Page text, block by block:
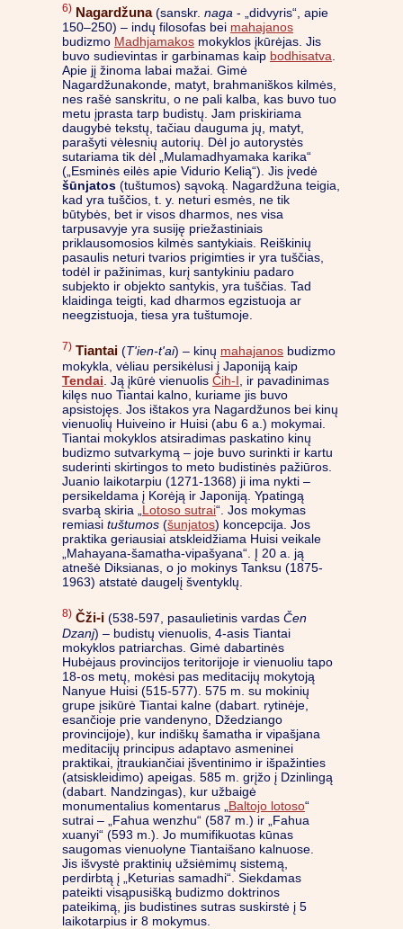
6) Nagardžuna (sanskr. naga - „didvyris“, apie
150–250) – indų filosofas bei mahajanos
budizmo Madhjamakos mokyklos įkūrėjas. Jis
buvo sudievintas ir garbinamas kaip bodhisatva
Apie jį žinoma labai mažai. Gimė
Nagardžunakonde, matyt, brahmaniškos kilmės,
nes rašė sanskritu, o ne pali kalba, kas buvo tuo
metu įprasta tarp budistų. Jam priskiriama
daugybė tekstų, tačiau dauguma jų, matyt,
parašyti vėlesnių autorių. Dėl jo autorystės
sutariama tik dėl „Mulamadhyamaka karika“
(„Esminės eilės apie Vidurio Kelią“). Jis įvedė
šūnjatos (tuštumos) sąvoką. Nagardžuna teigia,
kad yra tuščios, t. y. neturi esmės, ne tik
būtybės, bet ir visos dharmos, nes visa
tarpusavyje yra susiję priežastiniais
priklausomosios kilmės santykiais. Reiškinių
pasaulis neturi tvarios prigimties ir yra tuščias,
todėl ir pažinimas, kurį santykiniu padaro
subjekto ir objekto santykis, yra tuščias. Tad
klaidinga teigti, kad dharmos egzistuoja ar
neegzistuoja, tiesa yra tuštumoje.
7) Tiantai (T'ien-t'ai) – kinų mahajanos budizmo
mokykla, vėliau persikėlusi į Japoniją kaip
Tendai . Ją įkūrė vienuolis Čih-I , ir pavadinimas
kilęs nuo Tiantai kalno, kuriame jis buvo
apsistojęs. Jos ištakos yra Nagardžunos bei kinų
vienuolių Huiveino ir Huisi (abu 6 a.) mokymai.
Tiantai mokyklos atsiradimas paskatino kinų
budizmo sutvarkymą – joje buvo surinkti ir kartu
suderinti skirtingos to meto budistinės pažiūros.
Juanio laikotarpiu (1271-1368) ji ima nykti –
persikeldama į Korėją ir Japoniją. Ypatingą
svarbą skiria „ Lotoso sutrai“. Jos mokymas
remiasi tuštumos (šunjatos) koncepcija. Jos
praktika geriausiai atskleidžiama Huisi veikale
„Mahayana-šamatha-vipašyana“. Į 20 a. ją
atnešė Diksianas, o jo mokinys Tanksu (1875-
1963) atstatė daugelį šventyklų.
8) Čži-i (538-597, pasaulietinis vardas Čen
Dzanj) – budistų vienuolis, 4-asis Tiantai
mokyklos patriarchas. Gimė dabartinės
Hubėjaus provincijos teritorijoje ir vienuoliu tapo
18-os metų, mokėsi pas meditacijų mokytoją
Nanyue Huisi (515-577). 575 m. su mokinių
grupe įsikūrė Tiantai kalne (dabart. rytinėje,
esančioje prie vandenyno, Džedziango
provincijoje), kur indiškų šamatha ir vipašjana
meditacijų principus adaptavo asmeninei
praktikai, įtraukiančiai įšventinimo ir išpažinties
(atsiskleidimo) apeigas. 585 m. grįžo į Dzinlingą
(dabart. Nandzingas), kur užbaigė
monumentalius komentarus „ Baltojo lotoso“
sutrai – „Fahua wenzhu“ (587 m.) ir „Fahua
xuanyi“ (593 m.). Jo mumifikuotas kūnas
saugomas vienuolyne Tiantaišano kalnuose.
Jis išvystė praktinių užsiėmimų sistemą,
perdirbtą į „Keturias samadhi“. Siekdamas
pateikti visąpusišką budizmo doktrinos
pateikimą, jis budistines sutras suskirstė į 5
laikotarpius ir 8 mokymus.